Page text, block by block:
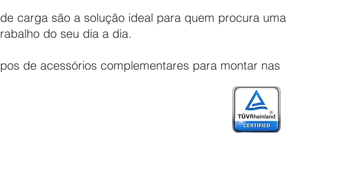
carga são a solução ideal para quem procura uma
do seu dia a dia.
de acessórios complementares para montar nas